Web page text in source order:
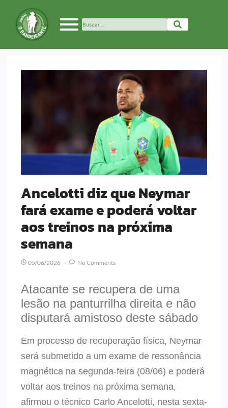
Ancelotti diz que Neymar
fará exame e poderá voltar
aos treinos na próxima
semana
05/06/2026 No Comments
Atacante se recupera de uma
lesão na panturrilha direita e não
disputará amistoso deste sábado
Em processo de recuperação física, Neymar
será submetido a um exame de ressonância
magnética na segunda-feira (08/06) e poderá
voltar aos treinos na próxima semana,
afirmou o técnico Carlo Ancelotti, nesta sexta-